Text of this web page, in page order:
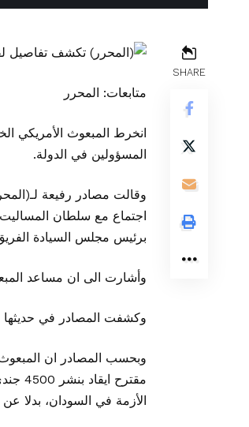
SHARE
متابعات: المحرر
انخرط المبعوث الأمريكي
المسؤولين في الدولة.
وقالت مصادر رفيعة
اجتماع مع سلطان
برئيس مجلس السيادة
وأشارت الى ان مساعد
وكشفت المصادر في حديثها
وبحسب المصادر ان المبعوث
الأزمة في السودان، بدلا